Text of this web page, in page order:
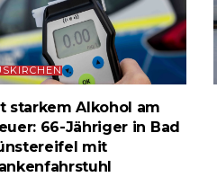
starkem Alkohol am
66-Jähriger in Bad
mit